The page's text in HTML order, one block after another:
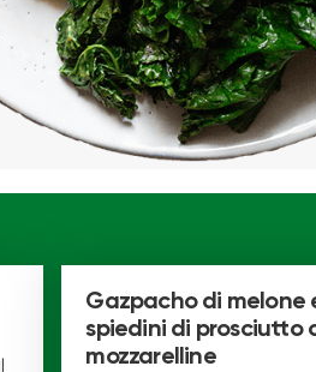
Gazpacho di melone
spiedini di prosciutto
mozzarelline